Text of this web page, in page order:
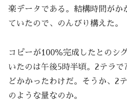
楽データである。結構時間がか
ていたので、のんびり構えた。
コピーが100％完成したとのシ
いたのは午後5時半頃。2テラで
どかかったわけだ。そうか、2
のような量なのか。